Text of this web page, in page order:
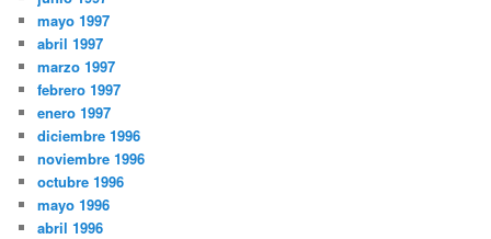
mayo 1997
abril 1997
marzo 1997
febrero 1997
enero 1997
diciembre 1996
noviembre 1996
octubre 1996
mayo 1996
abril 1996